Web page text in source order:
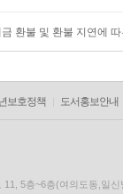
환불 및 환불 지연에
보호정책 도서홍보안내
11, 5층~6층(여의도동,일신